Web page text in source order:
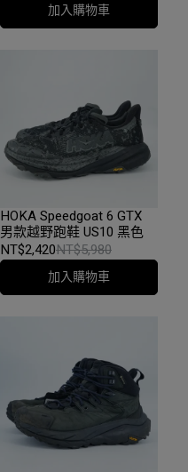
加入購物車
HOKA Speedgoat 6 GTX
男款越野跑鞋 US10 黑色
NT$2,420NT$5,980
加入購物車